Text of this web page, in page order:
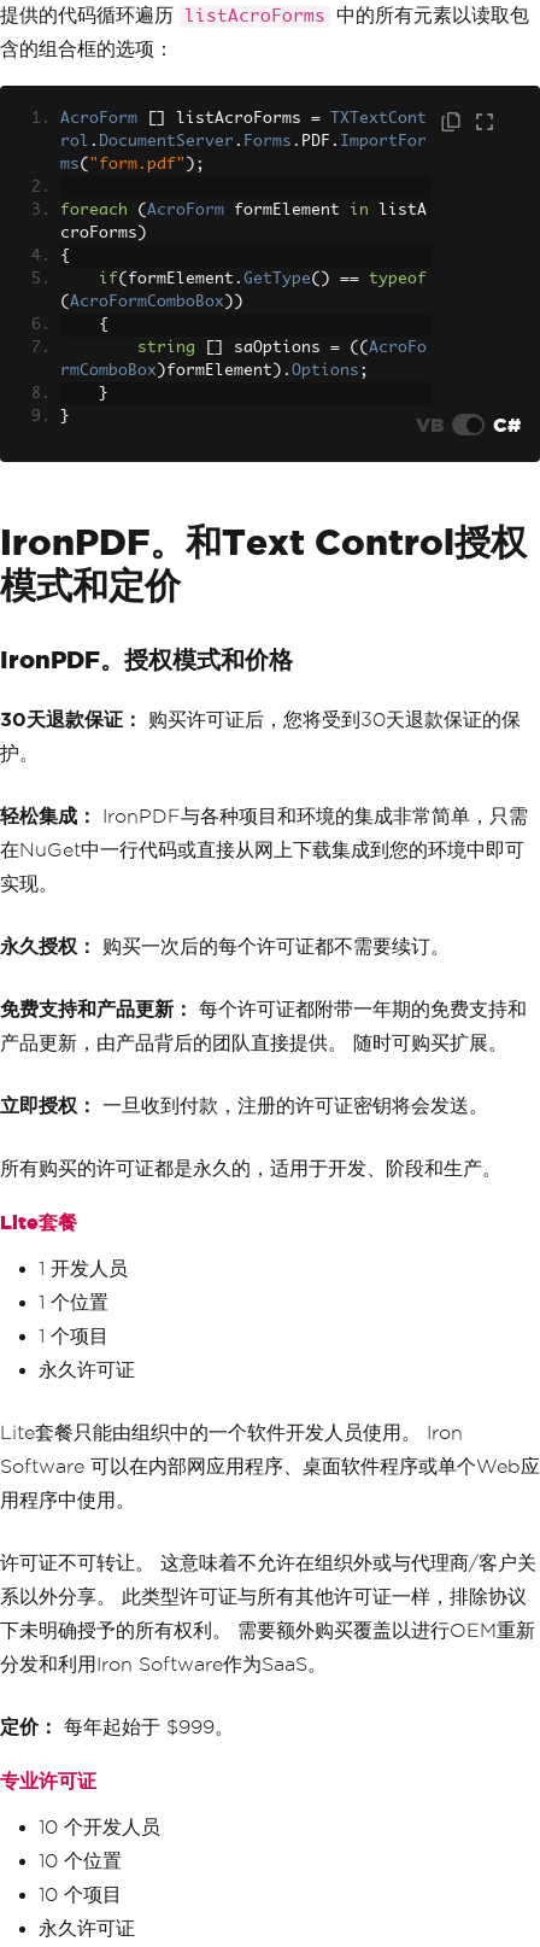
提供的代码循环遍历 listAcroForms
中的所有元素以读取包
含的组合框的选项：
AcroForm listAcroForms =
TXTextCont
rol . DocumentServer . Forms . PDF . ImportFor
ms( "form.pdf" );
foreach ( AcroForm formElement in listA
croForms )
{
if( formElement . GetType() ==
typeof
( AcroFormComboBox ))
{
string
saOptions = (( AcroFo
rmComboBox )formElement ). Options ;
}
}
VB C#
IronPDF。和Text Control授权
模式和定价
IronPDF。授权模式和价格
30天退款保证：
购买许可证后，您将受到30天退款保证的保
护。
轻松集成：
IronPDF与各种项目和环境的集成非常简单，只需
在NuGet中一行代码或直接从网上下载集成到您的环境中即可
实现。
永久授权： 购买一次后的每个许可证都不需要续订。
免费支持和产品更新：
每个许可证都附带一年期的免费支持和
产品更新，由产品背后的团队直接提供。 随时可购买扩展。
立即授权： 一旦收到付款，注册的许可证密钥将会发送。
所有购买的许可证都是永久的，适用于开发、阶段和生产。
Lite套餐
1 开发人员
1 个位置
1 个项目
永久许可证
Lite套餐只能由组织中的一个软件开发人员使用。 Iron
Software 可以在内部网应用程序、桌面软件程序或单个Web应
用程序中使用。
许可证不可转让。 这意味着不允许在组织外或与代理商/客户关
系以外分享。 此类型许可证与所有其他许可证一样，排除协议
下未明确授予的所有权利。 需要额外购买覆盖以进行OEM重新
分发和利用Iron Software作为SaaS。
定价： 每年起始于 $999。
专业许可证
10 个开发人员
10 个位置
10 个项目
永久许可证